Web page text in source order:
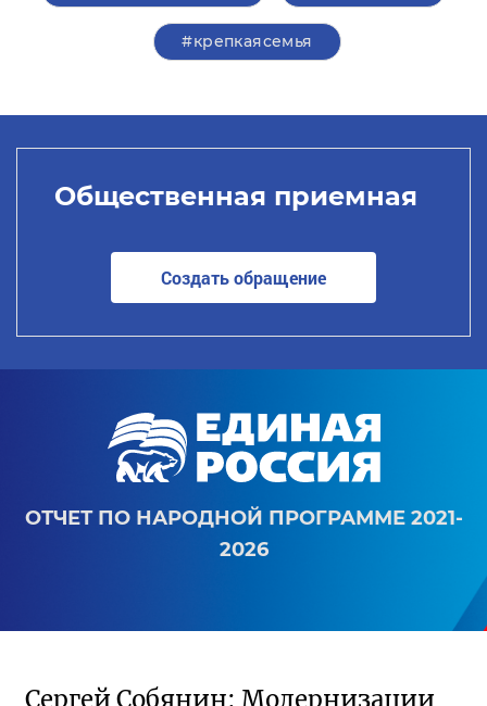
#крепкаясемья
Общественная приемная
Создать обращение
ОТЧЕТ ПО НАРОДНОЙ ПРОГРАММЕ 2021-
2026
Сергей Собянин: Модернизации